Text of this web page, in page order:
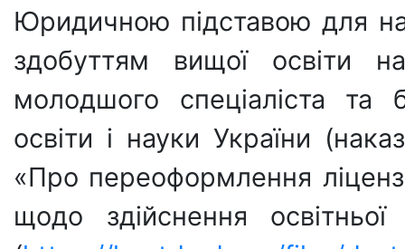
Юридичною підставою для
здобуттям вищої освіти
молодшого спеціаліста та
освіти і науки України
«Про переоформлення
щодо здійснення